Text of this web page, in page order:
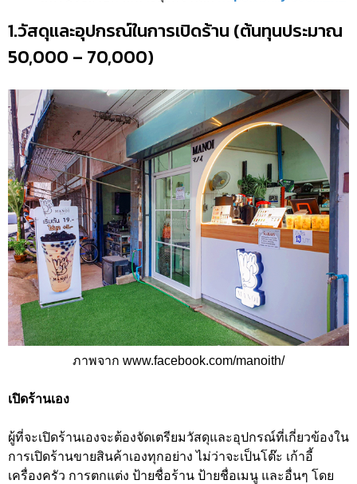
1.วัสดุและอุปกรณ์ในการเปิดร้าน (ต้นทุนประมาณ
50,000 – 70,000)
ภาพจาก www.facebook.com/manoith/
เปิดร้านเอง
ผู้ที่จะเปิดร้านเองจะต้องจัดเตรียมวัสดุและอุปกรณ์ที่เกี่ยวข้องใน
การเปิดร้านขายสินค้าเองทุกอย่าง ไม่ว่าจะเป็นโต๊ะ เก้าอี้
เครื่องครัว การตกแต่ง ป้ายชื่อร้าน ป้ายชื่อเมนู และอื่นๆ โดย